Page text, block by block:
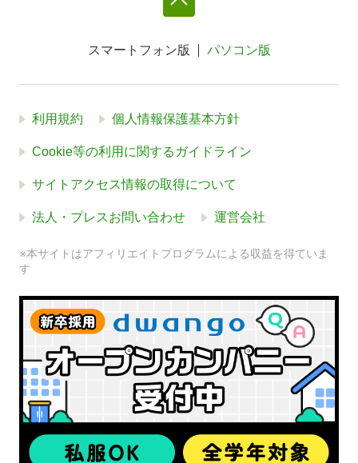
スマートフォン版 パソコン版
利用規約 個人情報保護基本方針
Cookie等の利用に関するガイドライン
サイトアクセス情報の取得について
法人・プレスお問い合わせ 運営会社
※本サイトはアフィリエイトプログラムによる収益を得ていま
す